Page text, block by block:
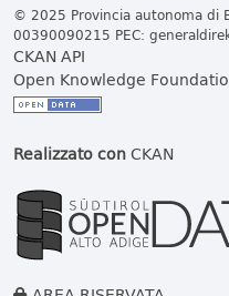
© 2025 Provincia autonoma di
00390090215 PEC:
CKAN API
Open Knowledge
Realizzato conCKAN